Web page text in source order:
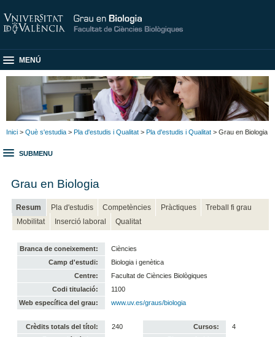
MENÚ
Inici > Què s'estudia > Pla d'estudis i Qualitat > Pla d'estudis i Qualitat > Grau en Biologia
SUBMENU
Grau en Biologia
Resum Pla d'estudis Competències Pràctiques
Treball fi grau
Mobilitat
Inserció laboral Qualitat
Branca de coneixement:
Ciències
Camp d'estudi:
Biologia i genètica
Centre:
Facultat de Ciències Biològiques
Codi titulació:
1100
Web específica del grau:
www.uv.es/graus/biologia
Crèdits totals del títol:
240
Cursos:
4